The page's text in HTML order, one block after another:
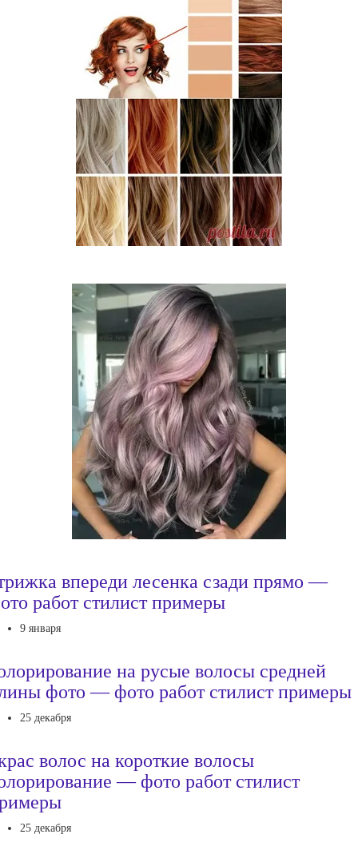
впереди лесенка сзади прямо —
работ стилист примеры
9 января
на русые волосы средней
фото — фото работ стилист примеры
25 декабря
волос на короткие волосы
— фото работ стилист
25 декабря